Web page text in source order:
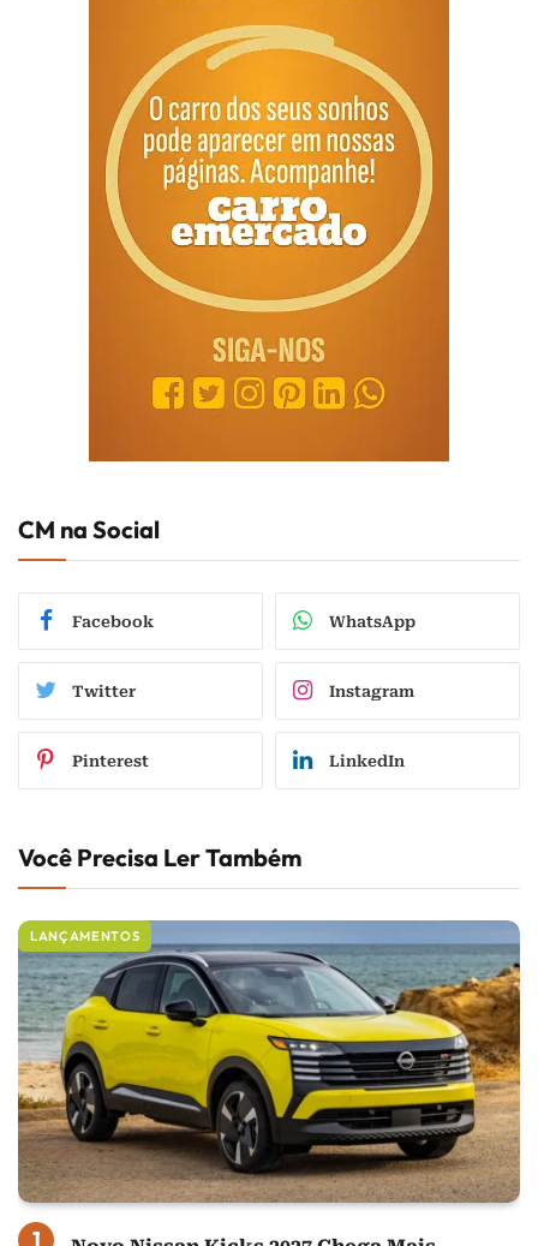
CM na Social
Facebook WhatsApp
Twitter Instagram
Pinterest LinkedIn
Você Precisa Ler Também
LANÇAMENTOS